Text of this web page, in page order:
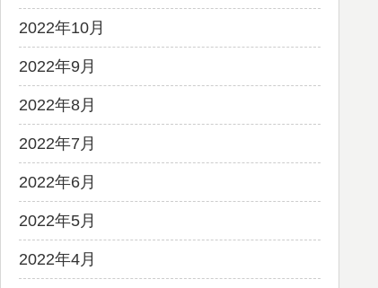
2022年10月
2022年9月
2022年8月
2022年7月
2022年6月
2022年5月
2022年4月